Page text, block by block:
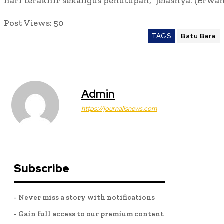
Post Views: 50
TAGS Batu Bara
Admin
https://journalisnews.com
Subscribe
- Never miss a story with notifications
- Gain full access to our premium content